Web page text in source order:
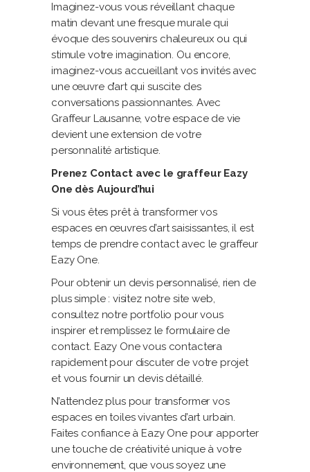
Imaginez-vous vous réveillant chaque
matin devant une fresque murale qui
évoque des souvenirs chaleureux ou qui
stimule votre imagination. Ou encore,
imaginez-vous accueillant vos invités avec
une œuvre d’art qui suscite des
conversations passionnantes. Avec
Graffeur Lausanne, votre espace de vie
devient une extension de votre
personnalité artistique.
Prenez Contact avec le graffeur Eazy
One dès Aujourd’hui
Si vous êtes prêt à transformer vos
espaces en œuvres d’art saisissantes, il est
temps de prendre contact avec le graffeur
Eazy One.
Pour obtenir un devis personnalisé, rien de
plus simple : visitez notre site web,
consultez notre portfolio pour vous
inspirer et remplissez le formulaire de
contact. Eazy One vous contactera
rapidement pour discuter de votre projet
et vous fournir un devis détaillé.
N’attendez plus pour transformer vos
espaces en toiles vivantes d’art urbain.
Faites confiance à Eazy One pour apporter
une touche de créativité unique à votre
environnement, que vous soyez une